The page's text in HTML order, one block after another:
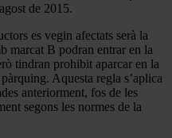
de 2015.
es vegin afectats serà la
marcat B podran entrar en la
tindran prohibit aparcar en la
Aquesta regla s’aplica
anteriorment, fos de les
segons les normes de la